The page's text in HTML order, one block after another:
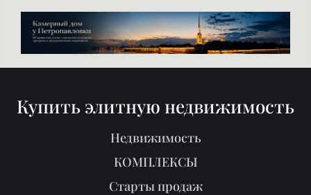
Купить элитную недвижимость
Недвижимость
КОМПЛЕКСЫ
Старты продаж